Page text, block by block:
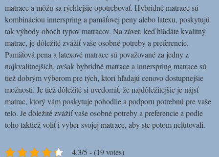
matrace a môžu sa rýchlejšie opotrebovať. Hybridné matrace sú
kombináciou innerspring a pamäťovej peny alebo latexu, poskytujú
tak výhody oboch typov matracov. Na záver, keď hľadáte kvalitný
matrac, je dôležité zvážiť vaše osobné potreby a preferencie.
Pamäťová pena a latexové matrace sú považované za jedny z
najkvalitnejších, avšak hybridné matrace a innerspring matrace sú
tiež dobrým výberom pre tých, ktorí hľadajú cenovo dostupnejšie
možnosti. Je tiež dôležité si uvedomiť, že najdôležitejšie je nájsť
matrac, ktorý vám poskytuje pohodlie a podporu potrebnú pre vaše
telo. Je dôležité zvážiť vaše osobné potreby a preferencie a podle
toho taktiež voliť i vyber svojej matrace, aby ste potom neľutovali.
4.3/5 - (19 votes)